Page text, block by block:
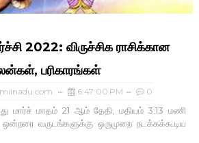
2022: விருச்சிக ராசிக்கான
பரிகாரங்கள்
6:47:00 PM 0
மார்ச் மாதம் 21 ஆம் தேதி, மதியம் 3:13 மணி
வருடங்களுக்கு ஒருமுறை நடக்கக்கூடிய